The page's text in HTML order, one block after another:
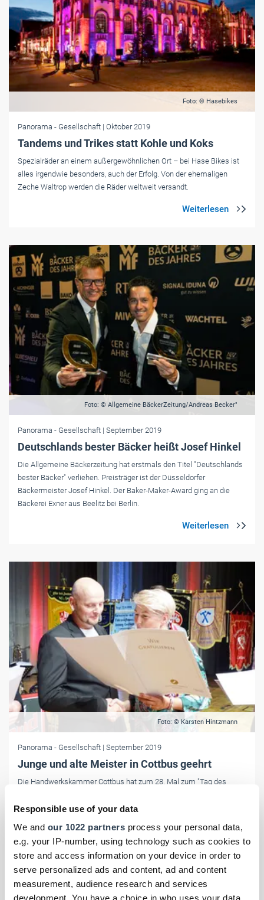
Responsible use of your data
We and our 1022 partners process your personal data,
e.g. your IP-number, using technology such as cookies to
store and access information on your device in order to
serve personalized ads and content, ad and content
measurement, audience research and services
Foto: © Hasebikes
Panorama - Gesellschaft | Oktober 2019
Tandems und Trikes statt Kohle und Koks
Spezialräder an einem außergewöhnlichen Ort – bei Hase Bikes ist
alles ­irgendwie ­besonders, auch der Erfolg. Von der ehemaligen
Zeche Waltrop werden die Räder weltweit versandt.
Foto: © Allgemeine BäckerZeitung/Andreas Becker"
Panorama - Gesellschaft | September 2019
Deutschlands bester Bäcker heißt Josef Hinkel
Die Allgemeine Bäckerzeitung hat erstmals den Titel "Deutschlands
bester Bäcker" verliehen. Preisträger ist der Düsseldorfer
Bäckermeister Josef Hinkel. Der Baker-Maker-Award ging an die
Bäckerei Exner aus Beelitz bei Berlin.
Foto: © Karsten Hintzmann
Panorama - Gesellschaft | September 2019
Junge und alte Meister in Cottbus geehrt
Die Handwerkskammer Cottbus hat zum 28. Mal zum "Tag des
Jung- und Altmeister geehrt.